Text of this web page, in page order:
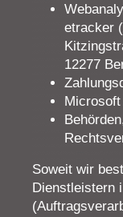
etracker
12277
Soweit wir
Dienstleistern